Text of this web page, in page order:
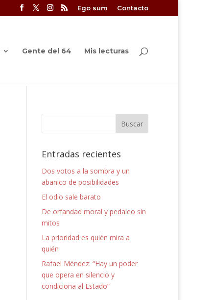
Ego sum Contacto
Gente del 64 Mis lecturas
Entradas recientes
Dos votos a la sombra y un
abanico de posibilidades
El odio sale barato
De orfandad moral y pedaleo sin
mitos
La prioridad es quién mira a
quién
Rafael Méndez: “Hay un poder
que opera en silencio y
condiciona al Estado”